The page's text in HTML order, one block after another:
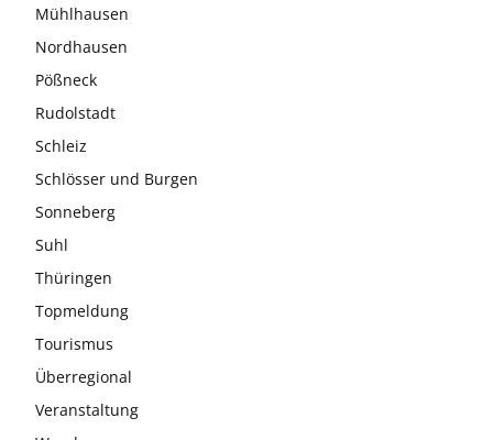
Mühlhausen
Nordhausen
Pößneck
Rudolstadt
Schleiz
Schlösser und Burgen
Sonneberg
Suhl
Thüringen
Topmeldung
Tourismus
Überregional
Veranstaltung